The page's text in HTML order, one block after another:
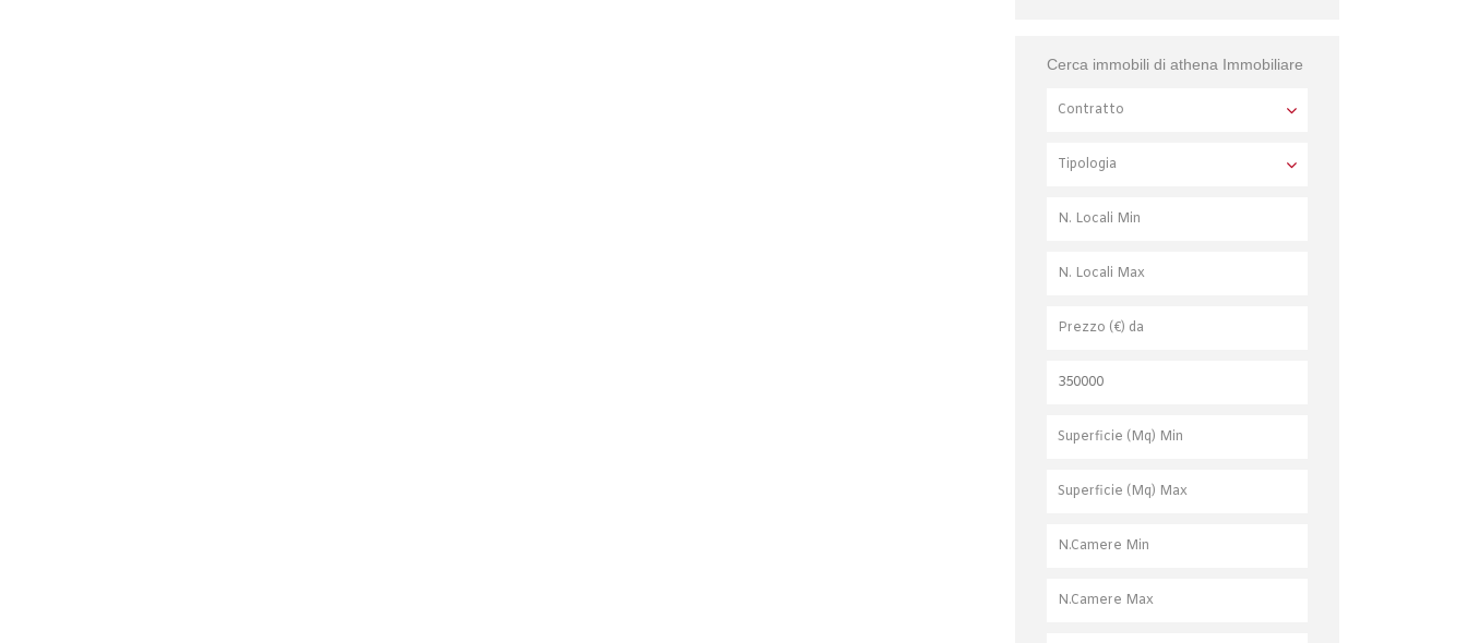
Cerca immobili di athena Immobiliare